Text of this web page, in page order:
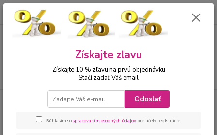
00421 905 612848 za0 €
Kojenecké oblečenie sety
Kojenecká súprava 6-dielna
Kojenecká súprava 6-dielna
Získajte zľavu
Získajte 10 % zľavu na prvú objednávku
Stačí zadať Váš email
Odoslať
Súhlasím sospracovaním osobných údajov pre účely registrácie.